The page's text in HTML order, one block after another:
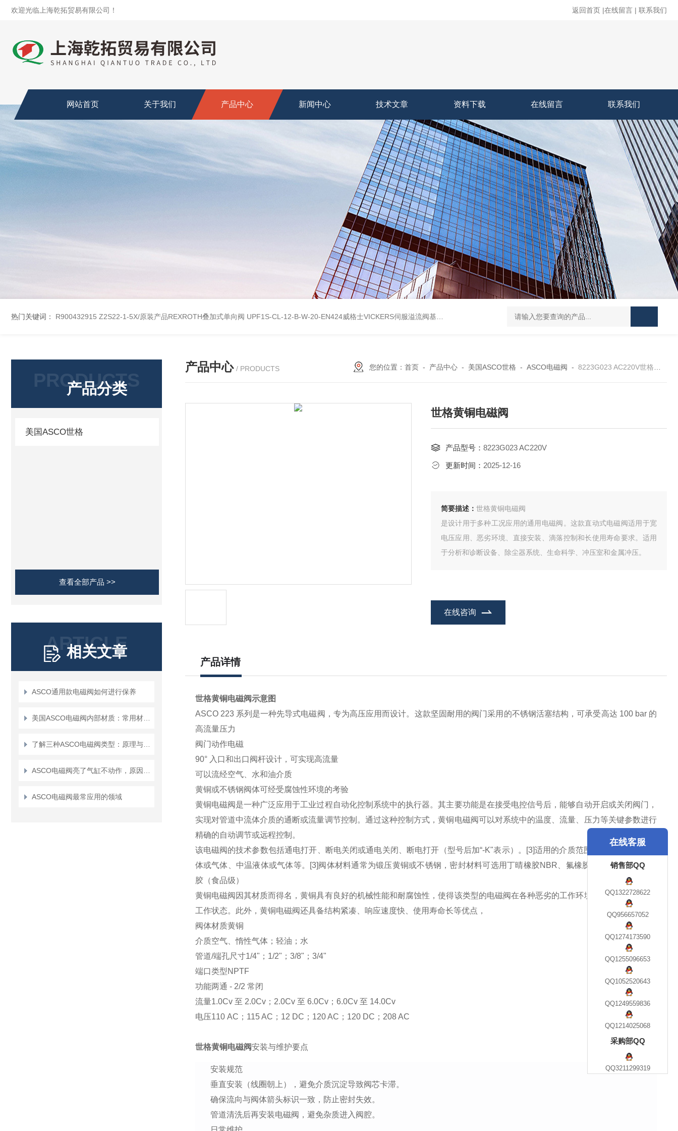
欢迎光临上海乾拓贸易有限公司！ 返回首页 |在线留言 | 联系我们
网站首页 关于我们 产品中心 新闻中心 技术文章 资料下载 在线留言 联系我们
热门关键词： R900432915 Z2S22-1-5X/原装产品REXROTH叠加式单向阀 UPF1S-CL-12-B-W-20-EN424威格士VICKERS伺服溢流阀基本性能 KCG3L250DZMUH110P15T10威格士VICKERS控制阀工作方式
PRODUCTS
产品分类
美国ASCO世格
查看全部产品 >>
ARTICLE
相关文章
ASCO通用款电磁阀如何进行保养
ASCO电磁阀最常应用的领域
产品中心 / PRODUCTS 您的位置： 首页- 产品中心- 美国ASCO世格 - ASCO电磁阀 - 8223G023 AC220V世格黄铜电磁阀
世格黄铜电磁阀
产品型号： 8223G023 AC220V
更新时间： 2025-12-16
简要描述： 世格黄铜电磁阀
是设计用于多种工况应用的通用电磁阀。这款直动式电磁阀适用于宽
电压应用、恶劣环境、直接安装、滴落控制和长使用寿命要求。适用
于分析和诊断设备、除尘器系统、生命科学、冲压室和金属冲压。
在线咨询
产品详情
世格黄铜电磁阀示意图
ASCO 223 系列是一种先导式电磁阀，专为高压应用而设计。这款坚固耐用的阀门采用的不锈钢活塞结构，可承受高达 100 bar 的
高流量压力
阀门动作电磁
90° 入口和出口阀杆设计，可实现高流量
可以流经空气、水和油介质
黄铜或不锈钢阀体可经受腐蚀性环境的考验
黄铜电磁阀是一种广泛应用于工业过程自动化控制系统中的执行器。其主要功能是在接受电控信号后，能够自动开启或关闭阀门，
实现对管道中流体介质的通断或流量调节控制。通过这种控制方式，黄铜电磁阀可以对系统中的温度、流量、压力等关键参数进行
精确的自动调节或远程控制。
该电磁阀的技术参数包括通电打开、断电关闭或通电关闭、断电打开（型号后加“-K"表示）。[3]适用的介质范围广泛，包括常温液
体或气体、中温液体或气体等。[3]阀体材料通常为锻压黄铜或不锈钢，密封材料可选用丁晴橡胶NBR、氟橡胶FKM或特制的硅橡
胶（食品级）
黄铜电磁阀因其材质而得名，黄铜具有良好的机械性能和耐腐蚀性，使得该类型的电磁阀在各种恶劣的工作环境中都能保持稳定的
工作状态。此外，黄铜电磁阀还具备结构紧凑、响应速度快、使用寿命长等优点，
阀体材质黄铜
介质空气、惰性气体；轻油；水
管道/端孔尺寸1/4"；1/2"；3/8"；3/4"
端口类型NPTF
功能两通 - 2/2 常闭
流量1.0Cv 至 2.0Cv；2.0Cv 至 6.0Cv；6.0Cv 至 14.0Cv
电压110 AC；115 AC；12 DC；120 AC；120 DC；208 AC
世格黄铜电磁阀安装与维护要点
安装规范
垂直安装（线圈朝上），避免介质沉淀导致阀芯卡滞。
确保流向与阀体箭头标识一致，防止密封失效。
管道清洗后再安装电磁阀，避免杂质进入阀腔。
在线客服
销售部QQ
QQ1322728622
QQ956657052
QQ1274173590
QQ1255096653
QQ1052520643
QQ1249559836
QQ1214025068
采购部QQ
QQ3211299319